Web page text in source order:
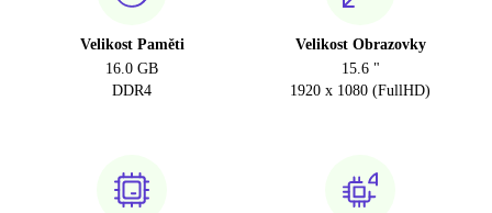
Velikost Paměti
16.0 GB
DDR4
Velikost Obrazovky
15.6 "
1920 x 1080 (FullHD)